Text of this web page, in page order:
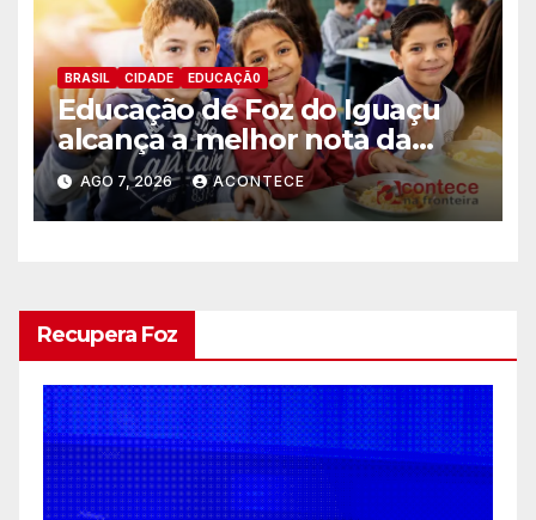
BRASIL CIDADE EDUCAÇÃ0
Educação de Foz do Iguaçu
alcança a melhor nota da
história no IDEB
AGO 7, 2026 ACONTECE
Recupera Foz